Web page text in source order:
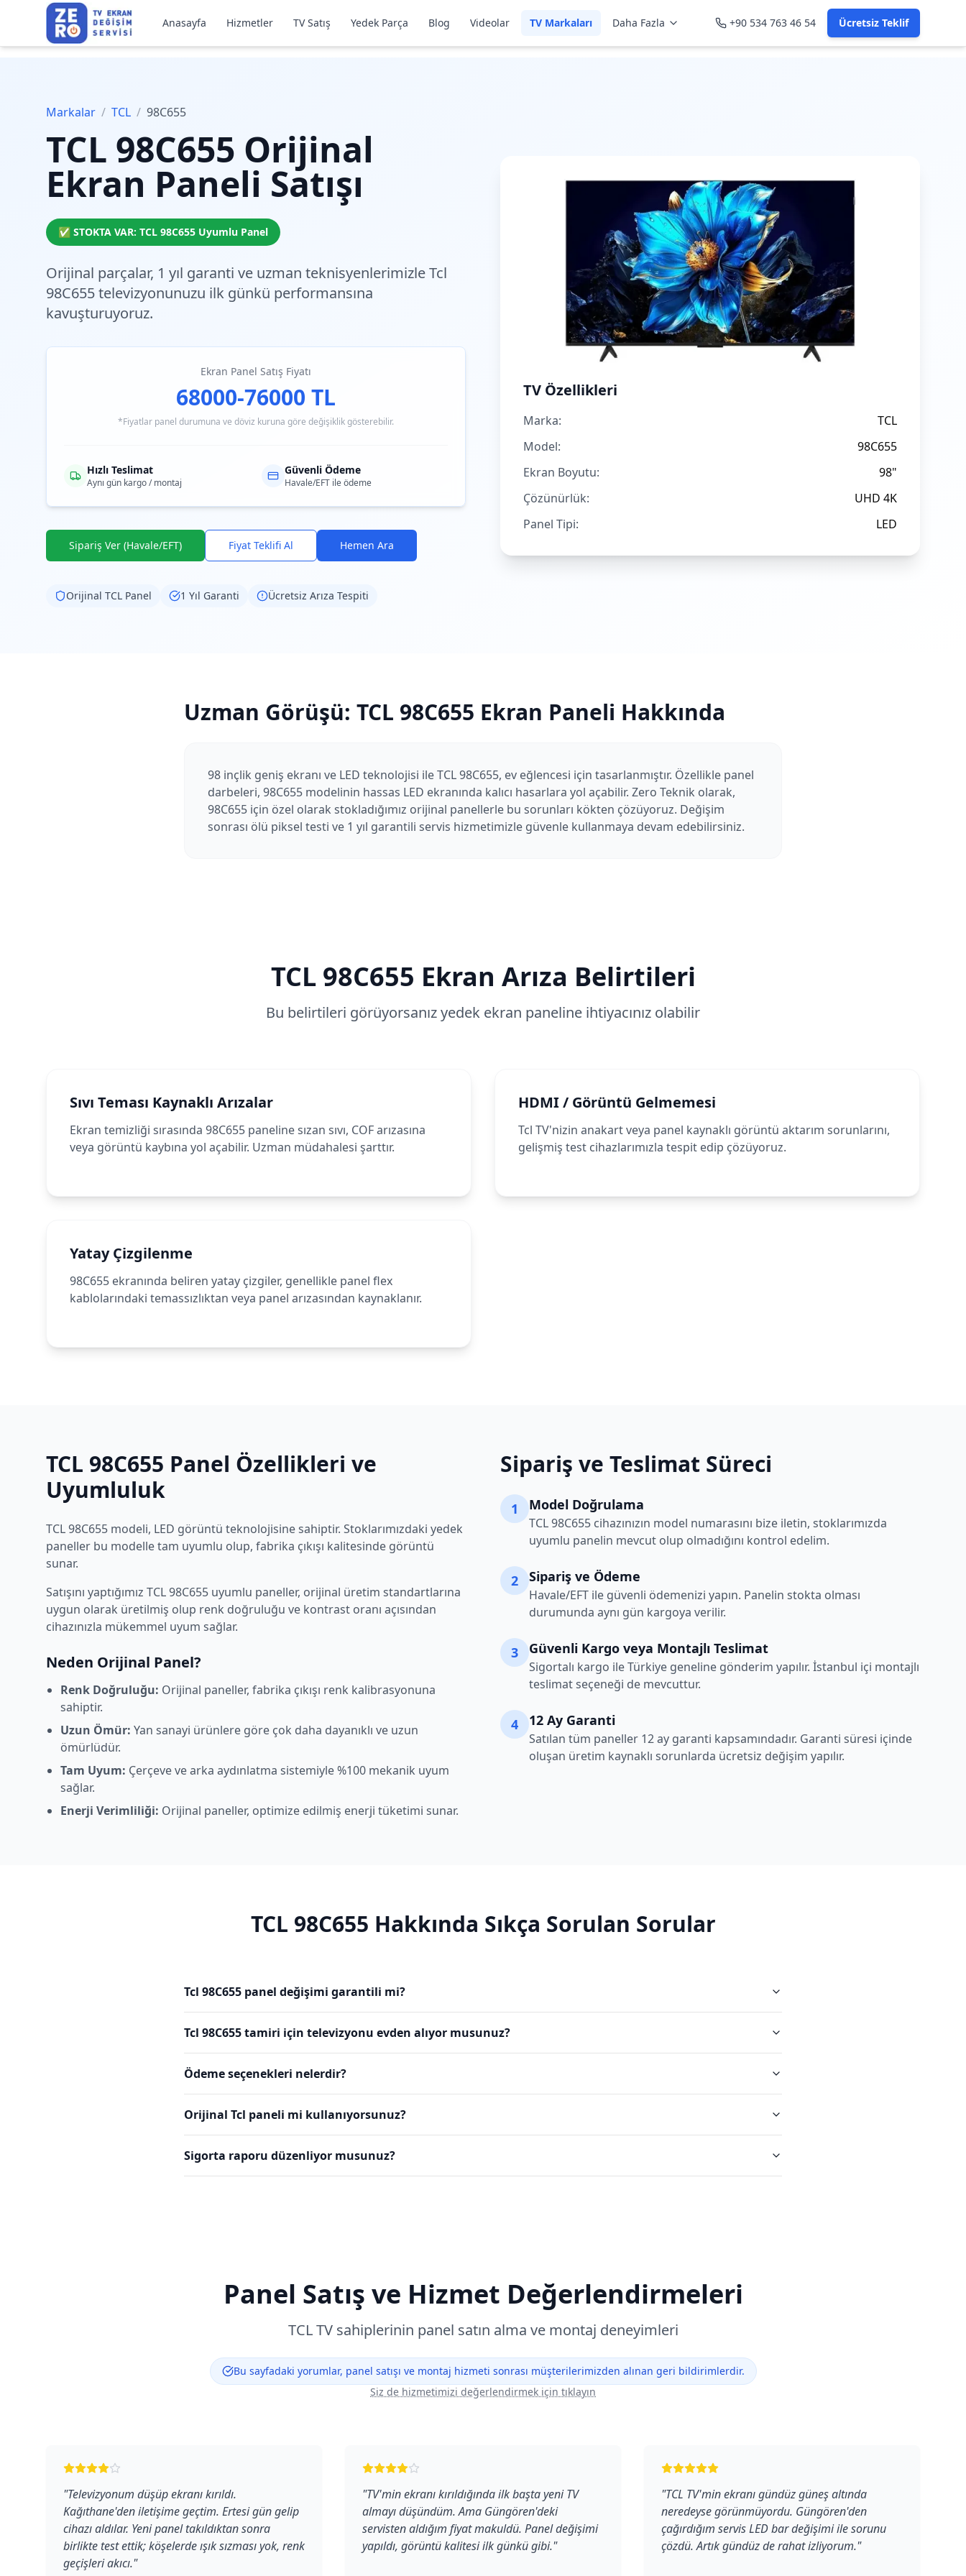
Anasayfa Hizmetler TV Satış Yedek Parça Blog Videolar TV Markaları Daha Fazla +90 534 763 46 54 Ücretsiz Teklif
Markalar / TCL / 98C655
TCL 98C655 Orijinal
Ekran Paneli Satışı
✅ STOKTA VAR: TCL 98C655 Uyumlu Panel
Orijinal parçalar, 1 yıl garanti ve uzman teknisyenlerimizle Tcl
98C655 televizyonunuzu ilk günkü performansına
kavuşturuyoruz.
Ekran Panel Satış Fiyatı
68000-76000 TL
*Fiyatlar panel durumuna ve döviz kuruna göre değişiklik gösterebilir.
Hızlı Teslimat
Aynı gün kargo / montaj
Güvenli Ödeme
Havale/EFT ile ödeme
Sipariş Ver (Havale/EFT) Fiyat Teklifi Al Hemen Ara
Orijinal TCL Panel 1 Yıl Garanti Ücretsiz Arıza Tespiti
TV Özellikleri
Marka:
TCL
Model:
98C655
Ekran Boyutu:
98"
Çözünürlük:
UHD 4K
Panel Tipi:
LED
Uzman Görüşü: TCL 98C655 Ekran Paneli Hakkında
98 inçlik geniş ekranı ve LED teknolojisi ile TCL 98C655, ev eğlencesi için tasarlanmıştır. Özellikle panel
darbeleri, 98C655 modelinin hassas LED ekranında kalıcı hasarlara yol açabilir. Zero Teknik olarak,
98C655 için özel olarak stokladığımız orijinal panellerle bu sorunları kökten çözüyoruz. Değişim
sonrası ölü piksel testi ve 1 yıl garantili servis hizmetimizle güvenle kullanmaya devam edebilirsiniz.
TCL 98C655 Ekran Arıza Belirtileri
Bu belirtileri görüyorsanız yedek ekran paneline ihtiyacınız olabilir
Sıvı Teması Kaynaklı Arızalar
Ekran temizliği sırasında 98C655 paneline sızan sıvı, COF arızasına
veya görüntü kaybına yol açabilir. Uzman müdahalesi şarttır.
HDMI / Görüntü Gelmemesi
Tcl TV'nizin anakart veya panel kaynaklı görüntü aktarım sorunlarını,
gelişmiş test cihazlarımızla tespit edip çözüyoruz.
Yatay Çizgilenme
98C655 ekranında beliren yatay çizgiler, genellikle panel flex
kablolarındaki temassızlıktan veya panel arızasından kaynaklanır.
TCL 98C655 Panel Özellikleri ve
Uyumluluk
TCL98C655 modeli, LED görüntü teknolojisine sahiptir. Stoklarımızdaki yedek
paneller bu modelle tam uyumlu olup, fabrika çıkışı kalitesinde görüntü
sunar.
Satışını yaptığımız TCL98C655 uyumlu paneller, orijinal üretim standartlarına
uygun olarak üretilmiş olup renk doğruluğu ve kontrast oranı açısından
cihazınızla mükemmel uyum sağlar.
Neden Orijinal Panel?
Renk Doğruluğu: Orijinal paneller, fabrika çıkışı renk kalibrasyonuna
sahiptir.
Uzun Ömür: Yan sanayi ürünlere göre çok daha dayanıklı ve uzun
ömürlüdür.
Tam Uyum: Çerçeve ve arka aydınlatma sistemiyle %100 mekanik uyum
sağlar.
Enerji Verimliliği: Orijinal paneller, optimize edilmiş enerji tüketimi sunar.
Sipariş ve Teslimat Süreci
1 Model Doğrulama
TCL98C655 cihazınızın model numarasını bize iletin, stoklarımızda
uyumlu panelin mevcut olup olmadığını kontrol edelim.
2 Sipariş ve Ödeme
Havale/EFT ile güvenli ödemenizi yapın. Panelin stokta olması
durumunda aynı gün kargoya verilir.
3 Güvenli Kargo veya Montajlı Teslimat
Sigortalı kargo ile Türkiye geneline gönderim yapılır. İstanbul içi montajlı
teslimat seçeneği de mevcuttur.
4 12 Ay Garanti
Satılan tüm paneller 12 ay garanti kapsamındadır. Garanti süresi içinde
oluşan üretim kaynaklı sorunlarda ücretsiz değişim yapılır.
TCL 98C655 Hakkında Sıkça Sorulan Sorular
Tcl 98C655 panel değişimi garantili mi?
Tcl 98C655 tamiri için televizyonu evden alıyor musunuz?
Ödeme seçenekleri nelerdir?
Orijinal Tcl paneli mi kullanıyorsunuz?
Sigorta raporu düzenliyor musunuz?
Panel Satış ve Hizmet Değerlendirmeleri
TCLTV sahiplerinin panel satın alma ve montaj deneyimleri
Bu sayfadaki yorumlar, panel satışı ve montaj hizmeti sonrası müşterilerimizden alınan geri bildirimlerdir.
Siz de hizmetimizi değerlendirmek için tıklayın
"Televizyonum düşüp ekranı kırıldı.
Kağıthane'den iletişime geçtim. Ertesi gün gelip
cihazı aldılar. Yeni panel takıldıktan sonra
birlikte test ettik; köşelerde ışık sızması yok, renk
geçişleri akıcı."
"TV'min ekranı kırıldığında ilk başta yeni TV
almayı düşündüm. Ama Güngören'deki
servisten aldığım fiyat makuldü. Panel değişimi
yapıldı, görüntü kalitesi ilk günkü gibi."
"TCL TV'min ekranı gündüz güneş altında
neredeyse görünmüyordu. Güngören'den
çağırdığım servis LED bar değişimi ile sorunu
çözdü. Artık gündüz de rahat izliyorum."